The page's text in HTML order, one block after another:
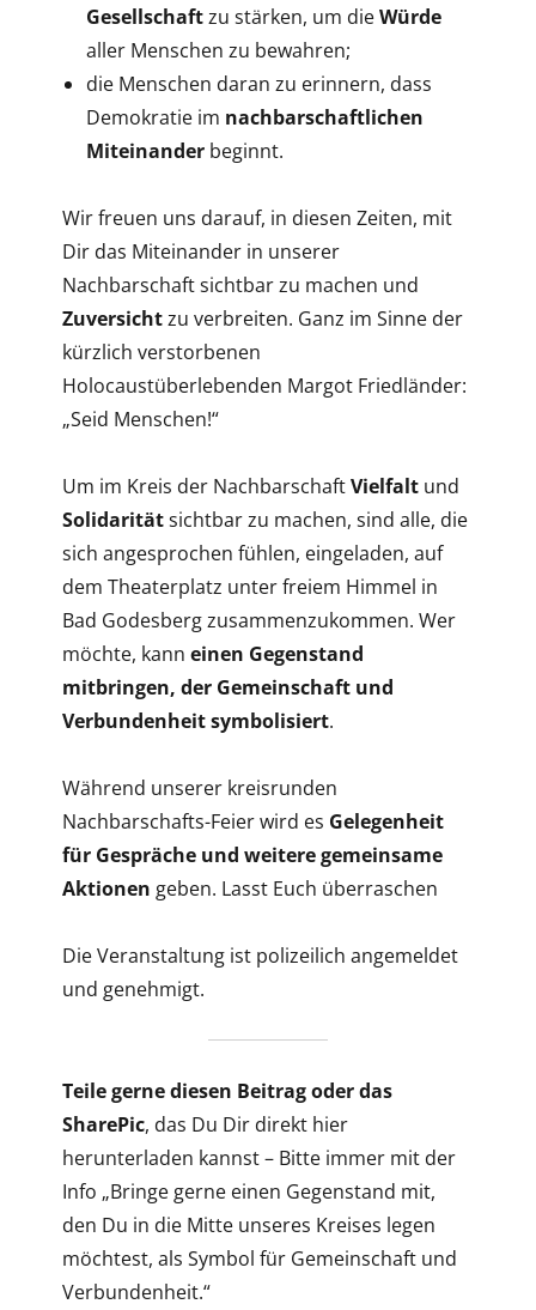
Gesellschaftzu stärken, um dieWürde
aller Menschen zu bewahren;
die Menschen daran zu erinnern, dass
Demokratie im nachbarschaftlichen
Miteinanderbeginnt.
Wir freuen uns darauf, in diesen Zeiten, mit
Dir das Miteinander in unserer
Nachbarschaft sichtbar zu machen und
Zuversichtzu verbreiten. Ganz im Sinne der
kürzlich verstorbenen
Holocaustüberlebenden Margot Friedländer:
„Seid Menschen!“
Um im Kreis der NachbarschaftVielfalt und
Solidaritätsichtbar zu machen, sind alle, die
sich angesprochen fühlen, eingeladen, auf
dem Theaterplatz unter freiem Himmel in
Bad Godesberg zusammenzukommen. Wer
möchte, kann einen Gegenstand
mitbringen, der Gemeinschaft und
Verbundenheit symbolisiert.
Während unserer kreisrunden
Nachbarschafts-Feier wird es Gelegenheit
für Gespräche und weitere gemeinsame
Aktionen geben. Lasst Euch überraschen
Die Veranstaltung ist polizeilich angemeldet
und genehmigt.
Teile gerne diesen Beitrag oder das
SharePic, das Du Dir direkt hier
herunterladen kannst – Bitte immer mit der
Info „Bringe gerne einen Gegenstand mit,
den Du in die Mitte unseres Kreises legen
möchtest, als Symbol für Gemeinschaft und
Verbundenheit.“